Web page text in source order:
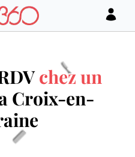
chez un
Croix-en-